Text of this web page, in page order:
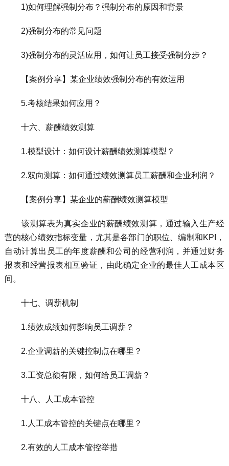
1)如何理解强制分布？强制分布的原因和背景
2)强制分布的常见问题
3)强制分布的灵活应用，如何让员工接受强制分步？
【案例分享】某企业绩效强制分布的有效运用
5.考核结果如何应用？
十六、薪酬绩效测算
1.模型设计：如何设计薪酬绩效测算模型？
2.双向测算：如何通过绩效测算员工薪酬和企业利润？
【案例分享】某企业的薪酬绩效测算模型
该测算表为真实企业的薪酬绩效测算，通过输入生产经
营的核心绩效指标变量，尤其是各部门的职位、编制和KPI，
自动计算出员工的年度薪酬和公司的经营利润，并通过财务
报表和经营报表相互验证，由此确定企业的最佳人工成本区
间。
十七、调薪机制
1.绩效成绩如何影响员工调薪？
2.企业调薪的关键控制点在哪里？
3.工资总额有限，如何给员工调薪？
十八、人工成本管控
1.人工成本管控的关键点在哪里？
2.有效的人工成本管控举措